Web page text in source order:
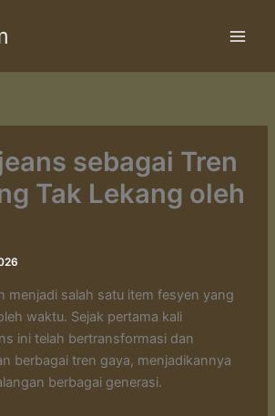
sebagai Tren
Tak Lekang oleh
menjadi salah satu item fesyen yang
waktu. Sejak pertama kali
ini telah bertransformasi dan
berbagai tren gaya, menjadikannya
berbagai generasi.